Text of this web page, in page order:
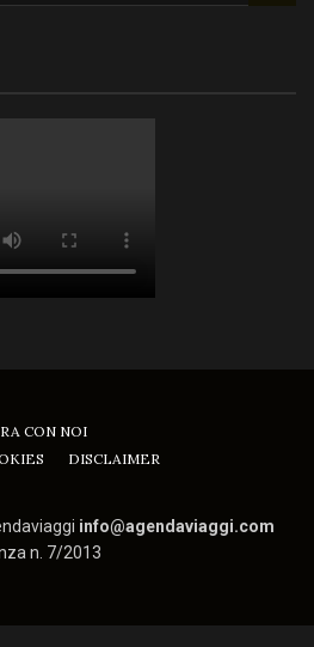
CON NOI
DISCLAIMER
info@agendaviaggi.com
n. 7/2013